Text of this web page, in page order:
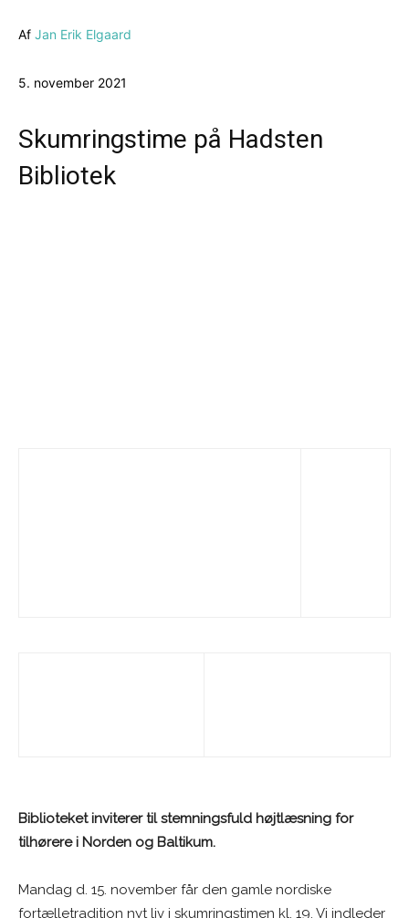
Af Jan Erik Elgaard
5. november 2021
Skumringstime på Hadsten
Bibliotek
Biblioteket inviterer til stemningsfuld højtlæsning for
tilhørere i Norden og Baltikum.
Mandag d. 15. november får den gamle nordiske
fortælletradition nyt liv i skumringstimen kl. 19. Vi indleder